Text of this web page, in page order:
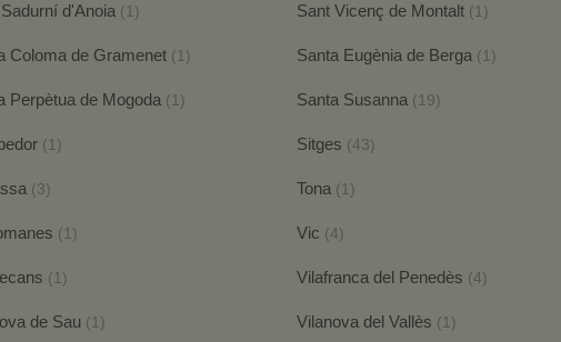
d'Anoia (1) Sant Vicenç de Montalt (1)
Coloma de Gramenet (1) Santa Eugènia de Berga (1)
Perpètua de Mogoda (1) Santa Susanna (19)
(1) Sitges (43)
(3) Tona (1)
(1) Vic (4)
(1) Vilafranca del Penedès (4)
de Sau (1) Vilanova del Vallès (1)